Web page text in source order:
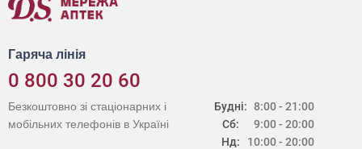
Гаряча лінія
0 800 30 20 60
Будні:
Сб:
Нд:
8:00 - 21:00
9:00 - 20:00
10:00 - 20:00
Безкоштовно зі стаціонарних і
мобільних телефонів в Україні